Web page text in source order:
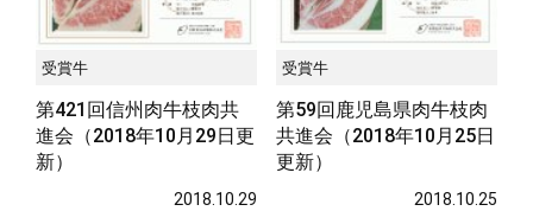
受賞牛
第421回信州肉牛枝肉共
進会（2018年10月29日更
新）
2018.10.29
受賞牛
第59回鹿児島県肉牛枝肉
共進会（2018年10月25日
更新）
2018.10.25